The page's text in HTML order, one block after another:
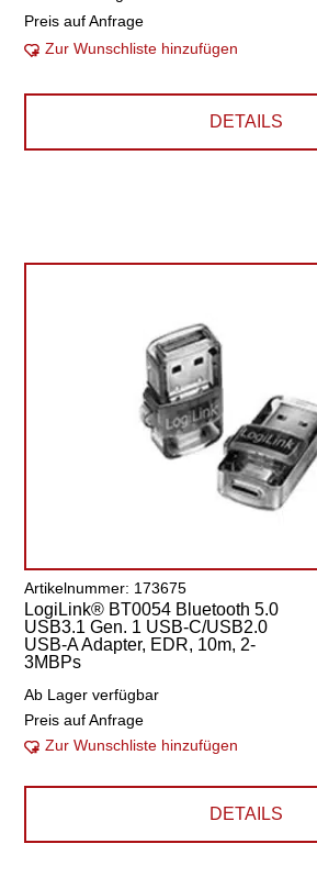
Preis auf Anfrage
Zur Wunschliste hinzufügen
DETAILS
Artikelnummer: 173675
LogiLink® BT0054 Bluetooth 5.0
USB3.1 Gen. 1 USB-C/USB2.0
USB-A Adapter, EDR, 10m, 2-
3MBPs
Ab Lager verfügbar
Preis auf Anfrage
Zur Wunschliste hinzufügen
DETAILS